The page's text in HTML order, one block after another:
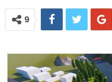
9